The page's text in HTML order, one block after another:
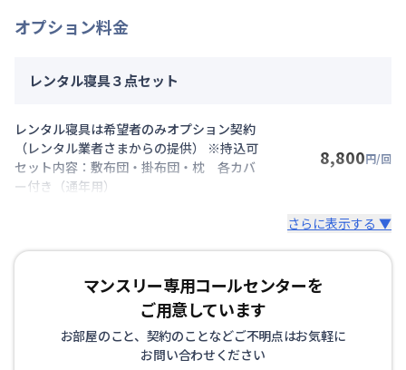
オプション料金
レンタル寝具３点セット
レンタル寝具は希望者のみオプション契約
（レンタル業者さまからの提供） ※持込可
セット内容：敷布団・掛布団・枕 各カバ
ー付き（通年用）
8,800円/回
さらに表示する ▼
マンスリー専用コールセンターを
ご用意しています
お部屋のこと、契約のことなどご不明点はお気軽に
お問い合わせください